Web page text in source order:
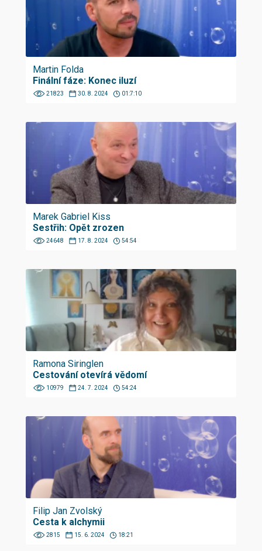
Martin Folda
Finální fáze: Konec iluzí
21823 30. 8. 2024 01:7:10
Marek Gabriel Kiss
Sestřih: Opět zrozen
24648 17. 8. 2024 54:54
Ramona Siringlen
Cestování otevírá vědomí
10979 24. 7. 2024 54:24
Filip Jan Zvolský
Cesta k alchymii
2815 15. 6. 2024 18:21